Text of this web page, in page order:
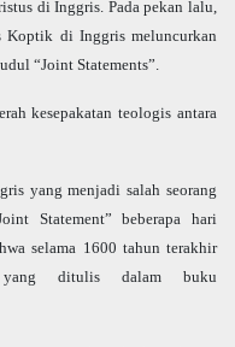
di Inggris. Pada pekan lalu,
Koptik di Inggris meluncurkan
“Joint Statements”.
kesepakatan teologis antara
yang menjadi salah seorang
Statement” beberapa hari
selama 1600 tahun terakhir
ditulis dalam buku